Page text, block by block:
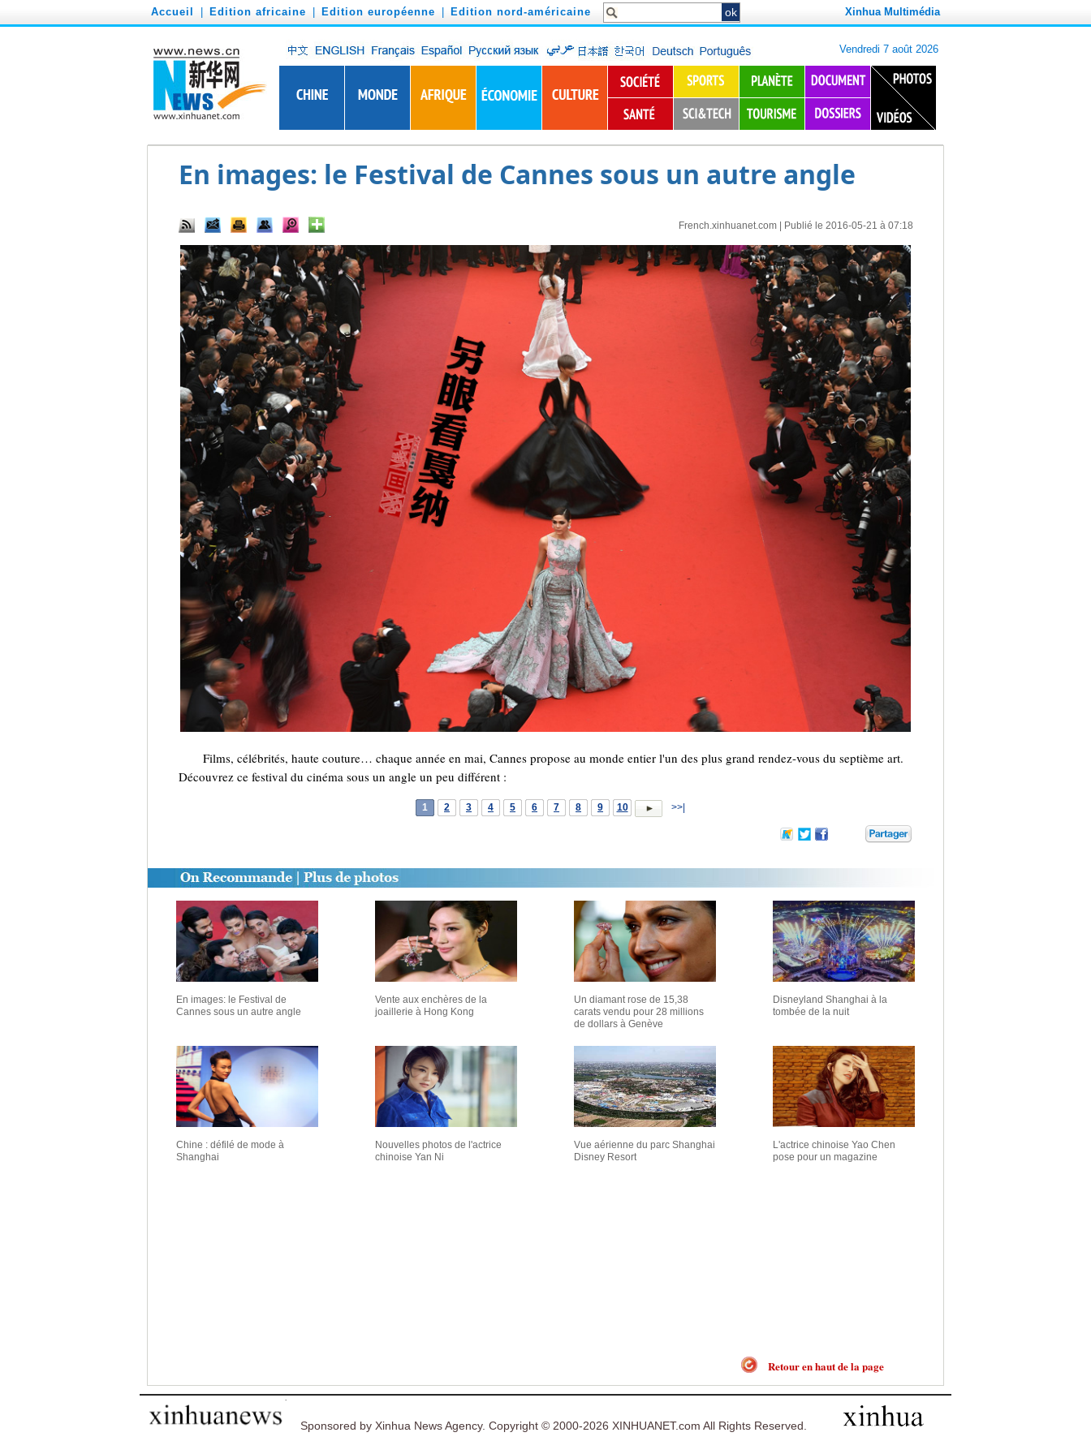
Accueil Edition africaine Edition européenne Edition nord-américaine Xinhua Multimédia
En images: le Festival de Cannes sous un autre angle
French.xinhuanet.com| Publié le 2016-05-21 à 07:18
Films, célébrités, haute couture… chaque année en mai, Cannes propose au monde entier l'un des plus grand rendez-vous du septième art.
Découvrez ce festival du cinéma sous un angle un peu différent :
1 2 3 4 5 6 7 8 9 10 >>|
En images: le Festival de
Cannes sous un autre angle
Vente aux enchères de la
joaillerie à Hong Kong
Un diamant rose de 15,38
carats vendu pour 28 millions
de dollars à Genève
Disneyland Shanghai à la
tombée de la nuit
Chine : défilé de mode à
Shanghai
Nouvelles photos de l'actrice
chinoise Yan Ni
Vue aérienne du parc Shanghai
Disney Resort
L'actrice chinoise Yao Chen
pose pour un magazine
Retour en haut de la page
Sponsored by Xinhua News Agency. Copyright © 2000-2026 XINHUANET.com All Rights Reserved.